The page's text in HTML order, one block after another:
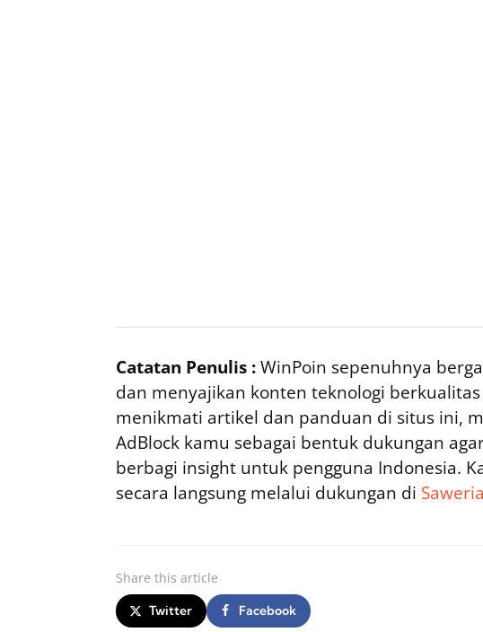
Catatan Penulis :WinPoin sepenuhnya
dan menyajikan konten teknologi
menikmati artikel dan panduan di situs ini,
AdBlock kamu sebagai bentuk dukungan
berbagi insight untuk pengguna Indonesia.
secara langsung melalui dukungan di Saweria
Share this article
Twitter Facebook